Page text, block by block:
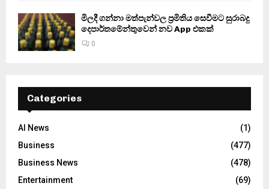
මිලදී ගන්නා මත්පැන්වල ප්‍රමිතිය සෙවීමට සුරාබදු
දෙපාර්තමේන්තුවෙන් නව App එකක්
0
Categories
AI News
(1)
Business
(477)
Business News
(478)
Entertainment
(69)